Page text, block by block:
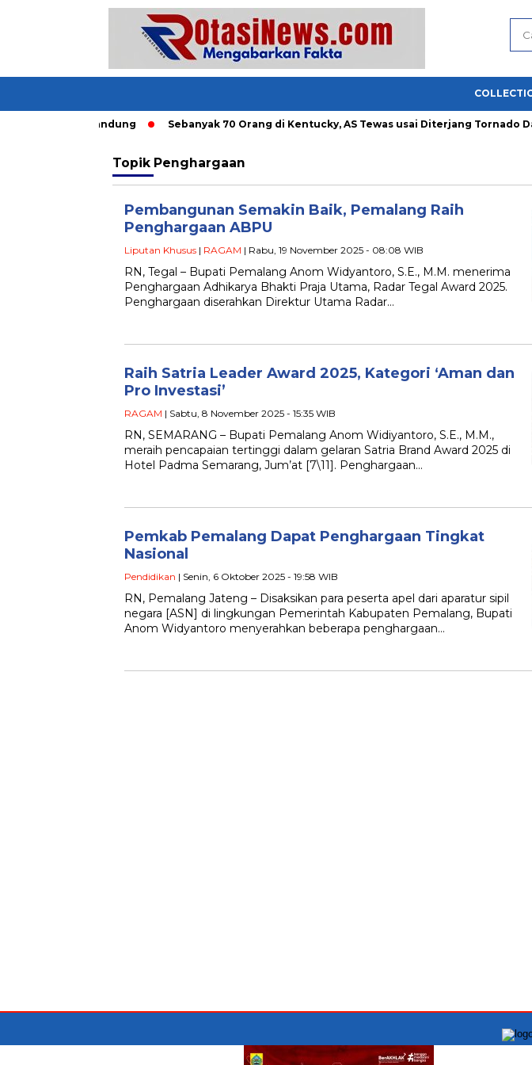
Umum di Bandung Sebanyak 70 Orang di Kentucky, AS Tewas usai Diterjang Tornado
Topik Penghargaan
Pembangunan Semakin Baik, Pemalang Raih
Penghargaan ABPU
Liputan Khusus | RAGAM | Rabu, 19 November 2025 - 08:08 WIB
RN, Tegal – Bupati Pemalang Anom Widyantoro, S.E., M.M. menerima
Penghargaan Adhikarya Bhakti Praja Utama, Radar Tegal Award 2025.
Penghargaan diserahkan Direktur Utama Radar…
Raih Satria Leader Award 2025, Kategori ‘Aman dan
Pro Investasi’
RAGAM | Sabtu, 8 November 2025 - 15:35 WIB
RN, SEMARANG – Bupati Pemalang Anom Widiyantoro, S.E., M.M.,
meraih pencapaian tertinggi dalam gelaran Satria Brand Award 2025 di
Hotel Padma Semarang, Jum’at [7\11]. Penghargaan…
Pemkab Pemalang Dapat Penghargaan Tingkat
Nasional
Pendidikan | Senin, 6 Oktober 2025 - 19:58 WIB
RN, Pemalang Jateng – Disaksikan para peserta apel dari aparatur sipil
negara [ASN] di lingkungan Pemerintah Kabupaten Pemalang, Bupati
Anom Widyantoro menyerahkan beberapa penghargaan…
PT.INDONESIA
Jln Raya Kelapa Gading